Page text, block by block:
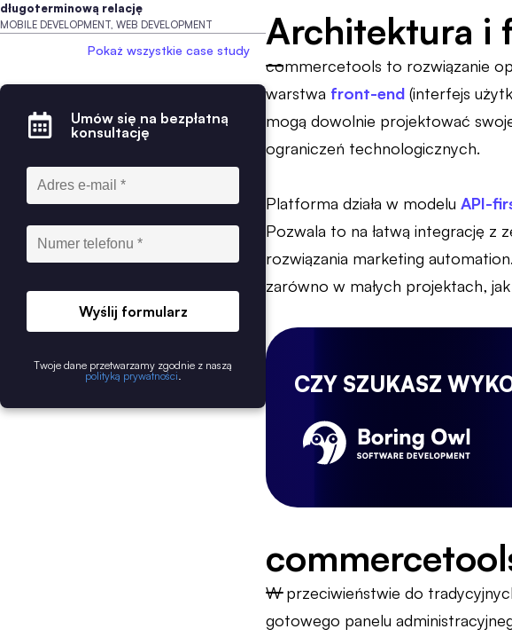
długoterminową relację
MOBILE DEVELOPMENT, WEB DEVELOPMENT
Pokaż wszystkie case study
Umów się na bezpłatną
konsultację
Wyślij formularz
Twoje dane przetwarzamy zgodnie z naszą
polityką prywatności
Architektura i
commercetools to rozwiązanie
warstwa front-end (interfejs
mogą dowolnie projektować
ograniczeń technologicznych.
Platforma działa w modelu API-
Pozwala to na łatwą integrację z
rozwiązania marketing
zarówno w małych projektach,
CZY SZUKASZ
W przeciwieństwie do
gotowego panelu